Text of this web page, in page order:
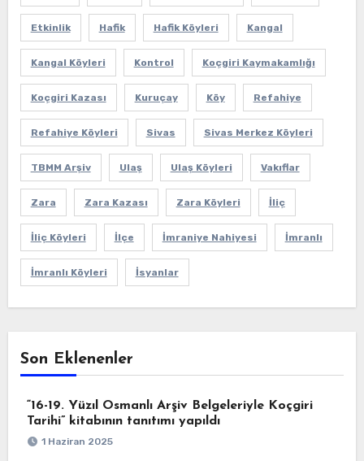
Etkinlik Hafik Hafik Köyleri Kangal
Kangal Köyleri Kontrol Koçgiri Kaymakamlığı
Koçgiri Kazası Kuruçay Köy Refahiye
Refahiye Köyleri Sivas Sivas Merkez Köyleri
TBMM Arşiv Ulaş Ulaş Köyleri Vakıflar
Zara Zara Kazası Zara Köyleri İliç
İliç Köyleri İlçe İmraniye Nahiyesi İmranlı
İmranlı Köyleri İsyanlar
Son Eklenenler
“16-19. Yüzıl Osmanlı Arşiv Belgeleriyle Koçgiri
Tarihi” kitabının tanıtımı yapıldı
1 Haziran 2025